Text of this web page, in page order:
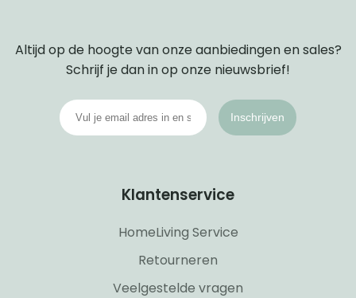
Altijd op de hoogte van onze aanbiedingen en sales?
Schrijf je dan in op onze nieuwsbrief!
Inschrijven
Klantenservice
HomeLiving Service
Retourneren
Veelgestelde vragen